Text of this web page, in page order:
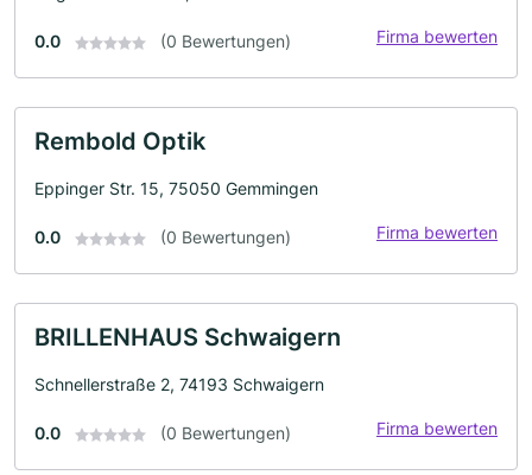
0.0 (0 Bewertungen) Firma bewerten
Rembold Optik
Eppinger Str. 15, 75050 Gemmingen
0.0 (0 Bewertungen) Firma bewerten
BRILLENHAUS Schwaigern
Schnellerstraße 2, 74193 Schwaigern
0.0 (0 Bewertungen) Firma bewerten